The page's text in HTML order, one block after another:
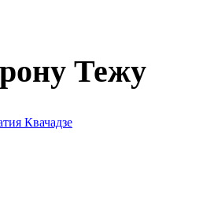
Тежу
Квачадзе